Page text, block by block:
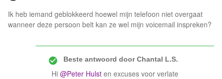
Ik heb iemand geblokkeerd hoewel mijn telefoon niet overgaat
wanneer deze persoon belt kan ze wel mijn voicemail inspreken?
Beste antwoord doorChantal L.S.
Hi ​ @Peter Hulst en excuses voor verlate